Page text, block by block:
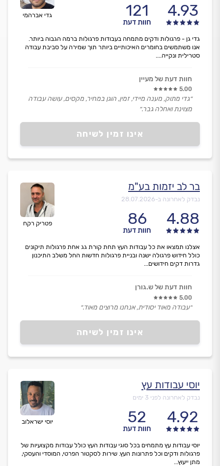
גדי אברהמי 4.93
121
חוות דעת
אינו זמין לשיחה
גדי גן - פרגולות ודקים מתמחה בעבודות פרגולות ברמה הגבוה ביותר.
אנו משתמשים בחומרים האיכותיים ביותר תוך שמירה על סביבת עבודה
סטרילית ונקייה....
חוות דעת של מעיין
5.00
״גדי מתוק, מענה מיידי, זמין, הוגן במחיר, מקסים, עושה עבודה
מצוינת ואחלה גבר.״
פטריק רקח
בר לב יזמות בע"מ
נבדק לאחרונה ב-28.07.2026
4.88
86
חוות דעת
אינו זמין לשיחה
אצלנו תמצאו את כל עבודות העץ תחת קורת גג אחת פרגולות תיקונים
כולל חידוש פרגולה ישנה ובניית פרגולות חדשות החל משלב התיכנון
גדרות דקים חידושים...
חוות דעת של ש.גורן
5.00
״עבודה מאוד יסודית, אנחנו מרוצים מאוד.״
יוסי ישראלוב
יוסי עבודות עץ
נבדק לאחרונה לפני 3 ימים
4.92
52
חוות דעת
יוסי עבודות עץ מתמחים בכל סוגי עבודות העץ כולל עבודות מקצועיות של
פרגולות ודקים וכל פתרונות העץ. שירות לסקטור הפרטי, המוסדי והעסקי,
מתן ייעוץ...